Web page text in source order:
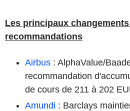
Les principaux
recommandations
Airbus : AlphaValue/
recommandation
de cours de 211 à 202
Amundi : Barclays